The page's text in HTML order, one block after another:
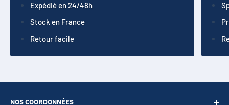
Expédié en 24/48h
Stock en France
Retour facile
NOS COORDONNÉES